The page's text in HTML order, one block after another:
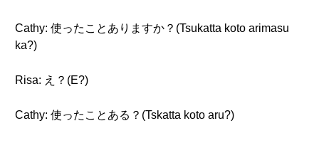
Cathy: 使ったことありますか？(Tsukatta koto arimasu
ka?)
Risa: え？(E?)
Cathy: 使ったことある？(Tskatta koto aru?)